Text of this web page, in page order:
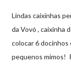
Lindas caixinhas
da Vovó , caixinha
colocar 6 docinhos
pequenos mimos!